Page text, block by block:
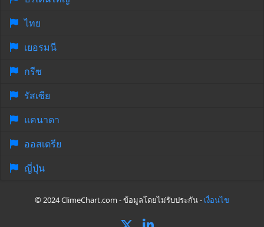
ไทย
เยอรมนี
กรีซ
รัสเซีย
แคนาดา
ออสเตรีย
ญี่ปุ่น
© 2024 ClimeChart.com - ข้อมูลโดยไม่รับประกัน - เงื่อนไข